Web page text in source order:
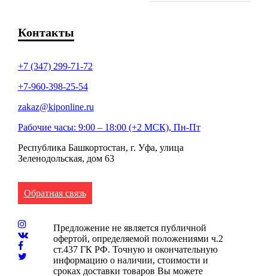
Контакты
+7 (347) 299-71-72
+7-960-398-25-54
zakaz@kiponline.ru
Рабочие часы: 9:00 – 18:00 (+2 МСК), Пн-Пт
Республика Башкортостан, г. Уфа, улица
Зеленодольская, дом 63
Обратная связь
Предложение не является публичной
офертой, определяемой положениями ч.2
ст.437 ГК РФ. Точную и окончательную
информацию о наличии, стоимости и
сроках доставки товаров Вы можете